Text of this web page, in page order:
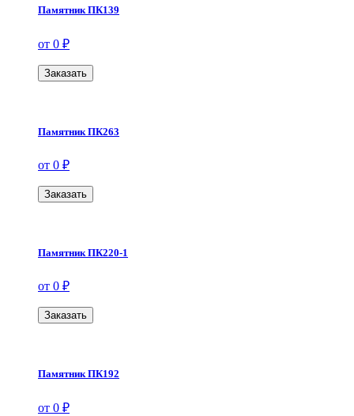
Памятник ПК139
от 0 ₽
Заказать
Памятник ПК263
от 0 ₽
Заказать
Памятник ПК220-1
от 0 ₽
Заказать
Памятник ПК192
от 0 ₽